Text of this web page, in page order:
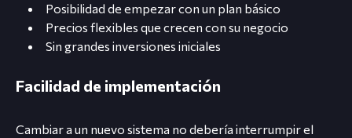
Posibilidad de empezar con un plan básico
Precios flexibles que crecen con su negocio
Sin grandes inversiones iniciales
Facilidad de implementación
Cambiar a un nuevo sistema no debería interrumpir el